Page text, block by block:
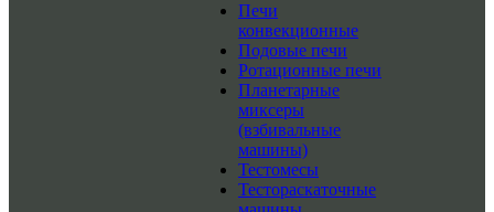
Печи
конвекционные
Подовые печи
Ротационные печи
Планетарные
миксеры
(взбивальные
машины)
Тестомесы
Тестораскаточные